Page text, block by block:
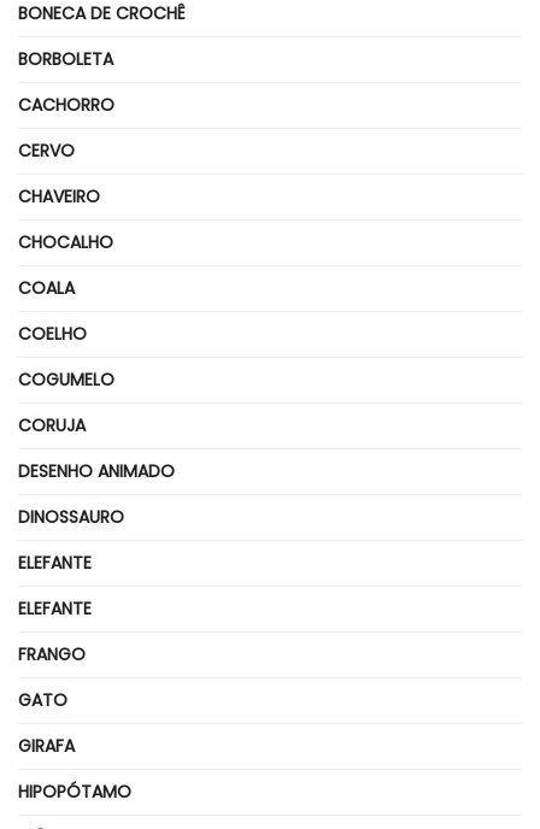
BONECA DE CROCHÊ
BORBOLETA
CACHORRO
CERVO
CHAVEIRO
CHOCALHO
COALA
COELHO
COGUMELO
CORUJA
DESENHO ANIMADO
DINOSSAURO
ELEFANTE
ELEFANTE
FRANGO
GATO
GIRAFA
HIPOPÓTAMO